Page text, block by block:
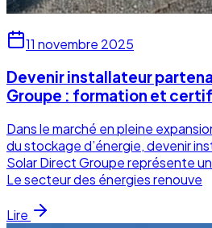
11 novembre 2025
Devenir installateur
Groupe : formation et
Dans le marché en pleine
du stockage d’énergie, devenir
Solar Direct Groupe représente
Le secteur des énergies renouve
Lire